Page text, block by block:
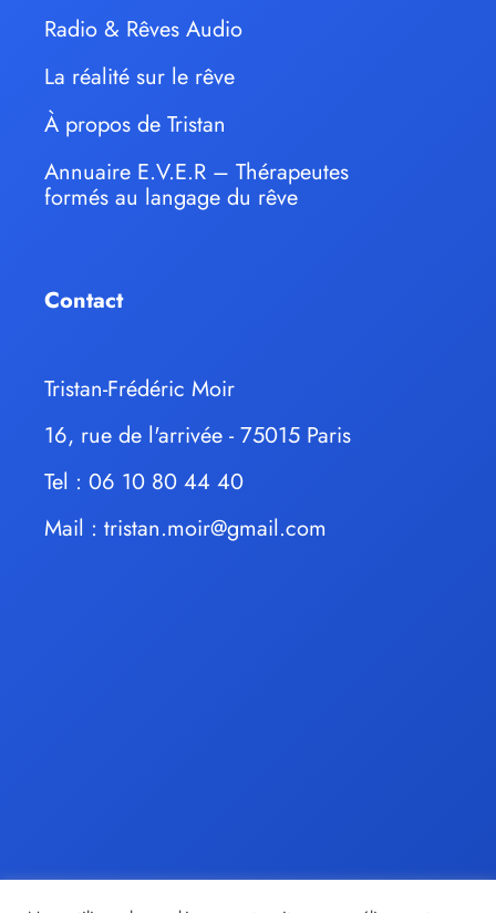
Radio & Rêves Audio
La réalité sur le rêve
À propos de Tristan
Annuaire E.V.E.R – Thérapeutes
formés au langage du rêve
Contact
Tristan-Frédéric Moir
16, rue de l'arrivée - 75015 Paris
Tel : 06 10 80 44 40
Mail : tristan.moir@gmail.com